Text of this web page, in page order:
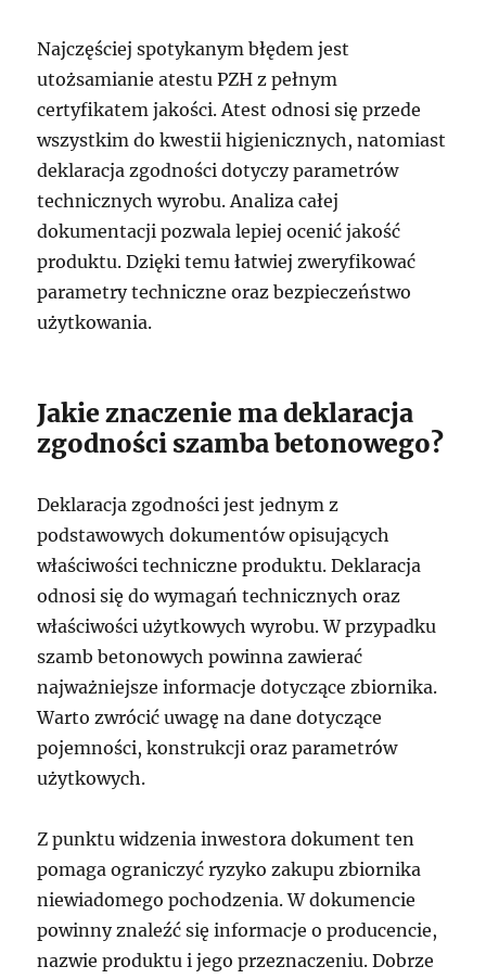
Najczęściej spotykanym błędem jest
utożsamianie atestu PZH z pełnym
certyfikatem jakości. Atest odnosi się przede
wszystkim do kwestii higienicznych, natomiast
deklaracja zgodności dotyczy parametrów
technicznych wyrobu. Analiza całej
dokumentacji pozwala lepiej ocenić jakość
produktu. Dzięki temu łatwiej zweryfikować
parametry techniczne oraz bezpieczeństwo
użytkowania.
Jakie znaczenie ma deklaracja
zgodności szamba betonowego?
Deklaracja zgodności jest jednym z
podstawowych dokumentów opisujących
właściwości techniczne produktu. Deklaracja
odnosi się do wymagań technicznych oraz
właściwości użytkowych wyrobu. W przypadku
szamb betonowych powinna zawierać
najważniejsze informacje dotyczące zbiornika.
Warto zwrócić uwagę na dane dotyczące
pojemności, konstrukcji oraz parametrów
użytkowych.
Z punktu widzenia inwestora dokument ten
pomaga ograniczyć ryzyko zakupu zbiornika
niewiadomego pochodzenia. W dokumencie
powinny znaleźć się informacje o producencie,
nazwie produktu i jego przeznaczeniu. Dobrze